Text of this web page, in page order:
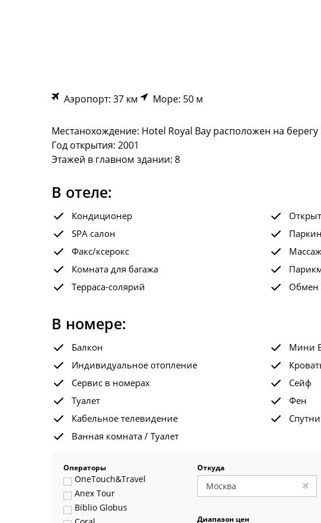
Аэропорт: 37 км Море: 50 м
Местанохождение: Hotel Royal Bay расположен на
Год открытия: 2001
Этажей в главном здании: 8
В отеле:
Кондиционер
SPA салон
Факс/ксерокс
Массаж
Комната для багажа
Терраса-солярий
Обмен
В номере:
Балкон Мини
Индивидуальное отопление
Сервис в номерах
Сейф
Туалет
Фен
Кабельное телевидение
Ванная комната / Туалет
Операторы
OneTouch&Travel
Anex Tour
Biblio Globus
Откуда
Диапазон цен